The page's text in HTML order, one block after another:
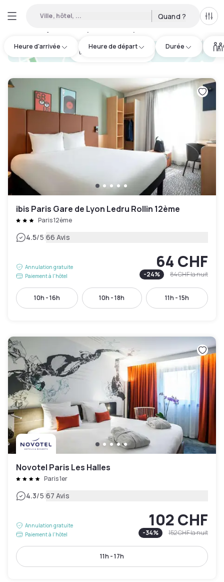
Ville, hôtel, ... Quand ?
Heure d'arrivée Heure de départ Durée
65
hotel.cta.view_map
ibis Paris Gare de Lyon Ledru Rollin 12ème
Paris 12ème
4.5/5|66 Avis
Annulation gratuite
Paiement à l'hôtel
64 CHF
-24% 84 CHFla nuit
10h - 16h 10h - 18h 11h - 15h
Novotel Paris Les Halles
Paris 1er
4.3/5|67 Avis
Annulation gratuite
Paiement à l'hôtel
102 CHF
-34% 152 CHFla nuit
11h - 17h